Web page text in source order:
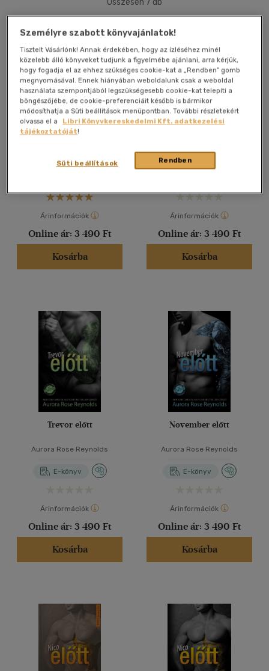
40 db / oldal
Alkalmaz
Összesen 7 db
Nico előtt - Előtt sorozat 4.
Árinformációk
Online ár: 3 490 Ft
Kosárba
Aurora Rose Reynolds
Árinformációk
Online ár: 3 490 Ft
Kosárba
Trevor előtt
Aurora Rose Reynolds
E-könyv
Árinformációk
Online ár: 3 490 Ft
Kosárba
November előtt
Aurora Rose Reynolds
E-könyv
Árinformációk
Online ár: 3 490 Ft
Kosárba
Személyre szabott könyvajánlatok!
Tisztelt Vásárlónk! Annak érdekében, hogy az ízléséhez minél
közelebb álló könyveket tudjunk a figyelmébe ajánlani, arra kérjük,
hogy fogadja el az ehhez szükséges cookie-kat a „Rendben” gomb
megnyomásával. Ennek hiányában weboldalunk csak a weboldal
használata szempontjából legszükségesebb cookie-kat telepíti a
böngészőjébe, de cookie-preferenciáit később is bármikor
módosíthatja a Süti beállítások menüpontban. További részletekért
olvassa el a
Libri Könyvkereskedelmi Kft. adatkezelési
tájékoztatóját!
Rendben
Süti beállítások